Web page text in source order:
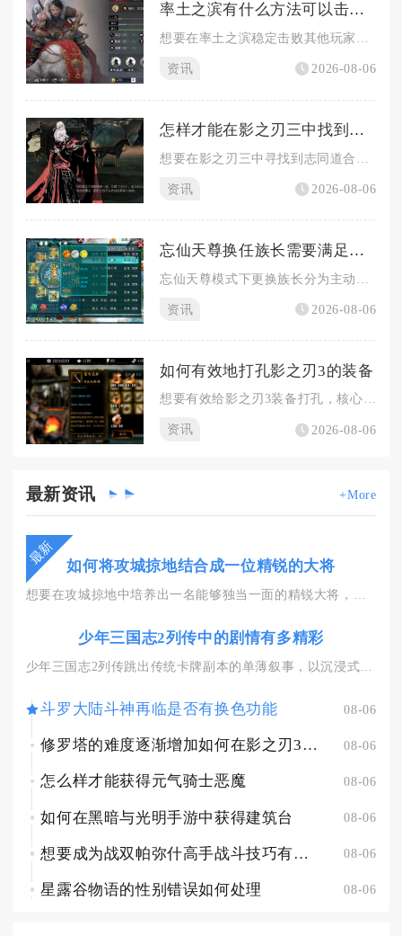
率土之滨有什么方法可以击败他人
资讯 2026-08-06
怎样才能在影之刃三中找到志同道合的战友
资讯 2026-08-06
忘仙天尊换任族长需要满足哪些条件
资讯 2026-08-06
如何有效地打孔影之刃3的装备
想要有效给影之刃3装备打孔，核心逻辑是先筛选装备胚子、区分孔...
资讯 2026-08-06
最新资讯 +More
最新 如何将攻城掠地结合成一位精锐的大将
少年三国志2列传中的剧情有多精彩
斗罗大陆斗神再临是否有换色功能 08-06
修罗塔的难度逐渐增加如何在影之刃3绝影中应对 08-06
怎么样才能获得元气骑士恶魔 08-06
如何在黑暗与光明手游中获得建筑台 08-06
想要成为战双帕弥什高手战斗技巧有什么窍门 08-06
星露谷物语的性别错误如何处理 08-06